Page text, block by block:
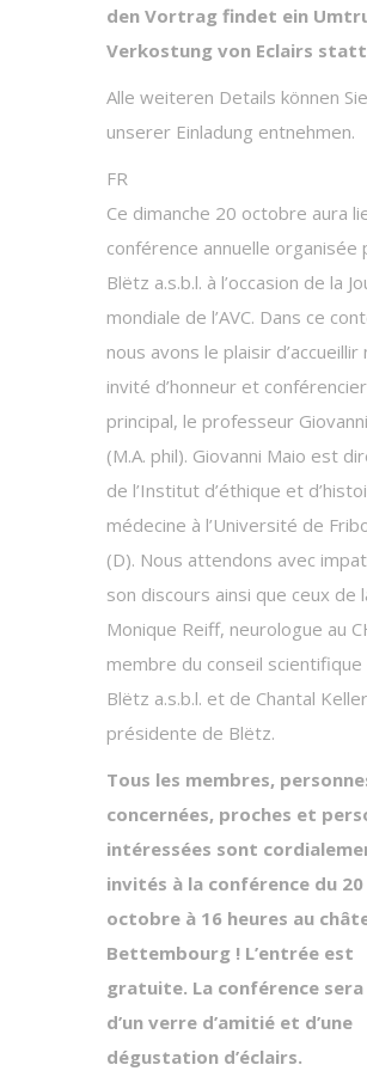
den Vortrag findet ein
Verkostung von Eclairs
Alle weiteren Details können Sie
unserer Einladung entnehmen.
FR
Ce dimanche 20 octobre aura
conférence annuelle organisée
Blëtz a.s.b.l. à l’occasion de la
mondiale de l’AVC. Dans ce
nous avons le plaisir d’accueillir
invité d’honneur et conférencier
principal, le professeur
(M.A. phil). Giovanni Maio est
de l’Institut d’éthique et
médecine à l’Université de
(D). Nous attendons avec
son discours ainsi que ceux de
Monique Reiff, neurologue au
membre du conseil scientifique
Blëtz a.s.b.l. et de Chantal
présidente de Blëtz.
Tous les membres,
concernées, proches et
intéressées sont
invités à la conférence du 20
octobre à 16 heures au
Bettembourg ! L’entrée est
gratuite. La conférence sera
d’un verre d’amitié et d’une
dégustation d’éclairs.